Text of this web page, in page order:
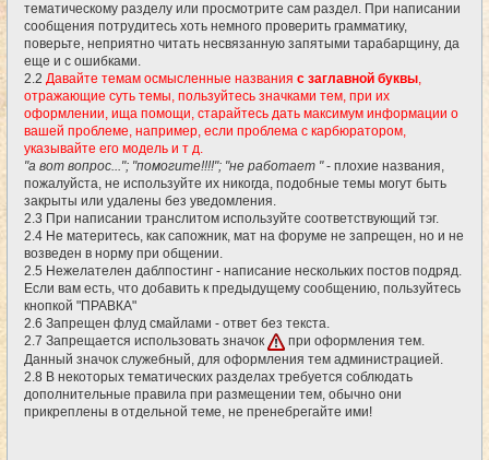
тематическому разделу или просмотрите сам раздел. При написании
сообщения потрудитесь хоть немного проверить грамматику,
поверьте, неприятно читать несвязанную запятыми тарабарщину, да
еще и с ошибками.
2.2 Давайте темам осмысленные названия с заглавной буквы,
отражающие суть темы, пользуйтесь значками тем, при их
оформлении, ища помощи, старайтесь дать максимум информации о
вашей проблеме, например, если проблема с карбюратором,
указывайте его модель и т д.
"а вот вопрос..."; "помогите!!!!"; "не работает "- плохие названия,
пожалуйста, не используйте их никогда, подобные темы могут быть
закрыты или удалены без уведомления.
2.3 При написании транслитом используйте соответствующий тэг.
2.4 Не материтесь, как сапожник, мат на форуме не запрещен, но и не
возведен в норму при общении.
2.5 Нежелателен даблпостинг - написание нескольких постов подряд.
Если вам есть, что добавить к предыдущему сообщению, пользуйтесь
кнопкой "ПРАВКА"
2.6 Запрещен флуд смайлами - ответ без текста.
2.7 Запрещается использовать значок
при оформления тем.
Данный значок служебный, для оформления тем администрацией.
2.8 В некоторых тематических разделах требуется соблюдать
дополнительные правила при размещении тем, обычно они
прикреплены в отдельной теме, не пренебрегайте ими!